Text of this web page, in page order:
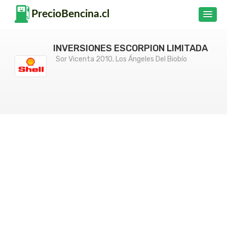
INVERSIONES ESCORPION LIMITADA
Sor Vicenta 2010, Los Ángeles Del Biobío